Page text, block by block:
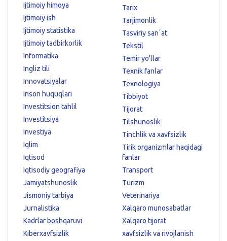
Ijtimoiy himoya
Ijtimoiy ish
Ijtimoiy statistika
Ijtimoiy tadbirkorlik
Informatika
Ingliz tili
Innovatsiyalar
Inson huquqlari
Investitsion tahlil
Investitsiya
Investiya
Iqlim
Iqtisod
Iqtisodiy geografiya
Jamiyatshunoslik
Jismoniy tarbiya
Jurnalistika
Kadrlar boshqaruvi
Kiberxavfsizlik
Tarix
Tarjimonlik
Tasviriy sanʼat
Tekstil
Temir yo'llar
Texnik fanlar
Texnologiya
Tibbiyot
Tijorat
Tilshunoslik
Tinchlik va xavfsizlik
Tirik organizmlar haqidagi
fanlar
Transport
Turizm
Veterinariya
Xalqaro munosabatlar
Xalqaro tijorat
xavfsizlik va rivojlanish